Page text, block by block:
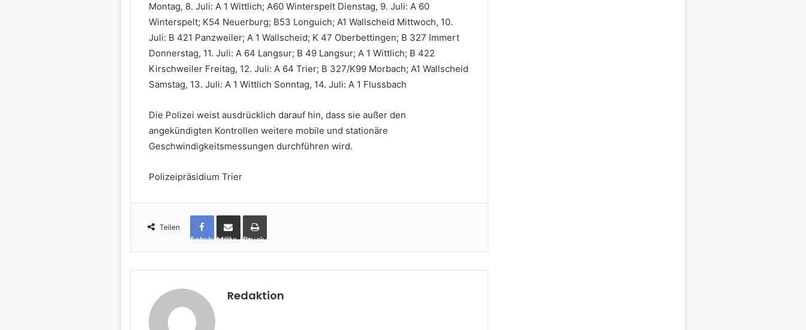
Montag, 8. Juli: A 1 Wittlich; A60 Winterspelt Dienstag, 9. Juli: A 60
Winterspelt; K54 Neuerburg; B53 Longuich; A1 Wallscheid Mittwoch, 10.
Juli: B 421 Panzweiler; A 1 Wallscheid; K 47 Oberbettingen; B 327 Immert
Donnerstag, 11. Juli: A 64 Langsur; B 49 Langsur; A 1 Wittlich; B 422
Kirschweiler Freitag, 12. Juli: A 64 Trier; B 327/K99 Morbach; A1 Wallscheid
Samstag, 13. Juli: A 1 Wittlich Sonntag, 14. Juli: A 1 Flussbach
Die Polizei weist ausdrücklich darauf hin, dass sie außer den
angekündigten Kontrollen weitere mobile und stationäre
Geschwindigkeitsmessungen durchführen wird.
Polizeipräsidium Trier
Teilen
Facebook per Mail teilen Drucken
Redaktion